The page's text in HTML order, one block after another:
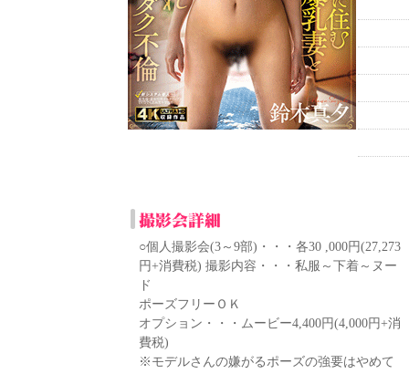
○個人撮影会(3～9部)・・・各30 ,000円(27,273
円+消費税) 撮影内容・・・私服～下着～ヌー
ド
ポーズフリーＯＫ
オプション・・・ムービー4,400円(4,000円+消
費税)
※モデルさんの嫌がるポーズの強要はやめて